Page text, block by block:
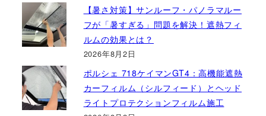
【暑さ対策】サンルーフ・パノラマルー
フが「暑すぎる」問題を解決！遮熱フィ
ルムの効果とは？
2026年8月2日
ポルシェ 718ケイマンGT4：高機能遮熱
カーフィルム（シルフィード）とヘッド
ライトプロテクションフィルム施工